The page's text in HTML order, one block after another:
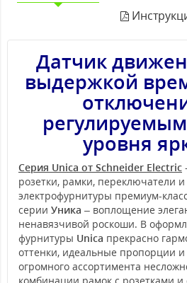
Датчик
выдержкой
уровня
Серия Unica от Schneider Electric
розетки, рамки, переключатели
электрофурнитуры премиум-
серии Уника – воплощение
ненавязчивой роскоши. В
фурнитуры Unica прекрасно
оттенки, идеальные пропорции и
огромного ассортимента